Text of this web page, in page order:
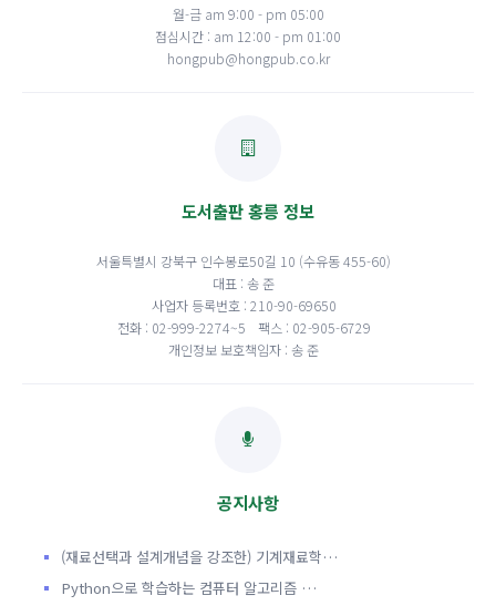
월-금 am 9:00 - pm 05:00
점심시간 : am 12:00 - pm 01:00
hongpub@hongpub.co.kr
도서출판 홍릉 정보
서울특별시 강북구 인수봉로50길 10 (수유동 455-60)
대표 : 송 준
사업자 등록번호 : 210-90-69650
전화 : 02-999-2274~5
팩스 : 02-905-6729
개인정보 보호책임자 : 송 준
공지사항
(재료선택과 설계개념을 강조한) 기계재료학…
Python으로 학습하는 컴퓨터 알고리즘 …